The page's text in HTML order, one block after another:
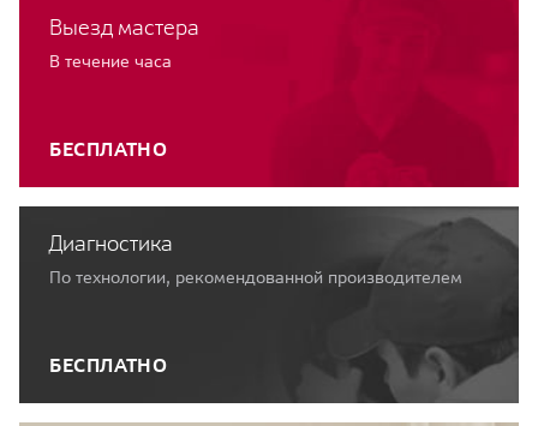
Выезд мастера
В течение часа
БЕСПЛАТНО
Диагностика
По технологии, рекомендованной производителем
БЕСПЛАТНО